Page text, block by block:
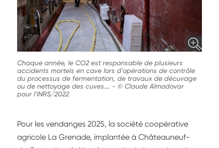
Chaque année, le CO2 est responsable de plusieurs
accidents mortels en cave lors d'opérations de contrôle
du processus de fermentation, de travaux de décuvage
ou de nettoyage des cuves.... - © Claude Almodovar
pour l'INRS/2022
Pour les vendanges 2025, la société coopérative
agricole La Grenade, implantée à Châteauneuf-